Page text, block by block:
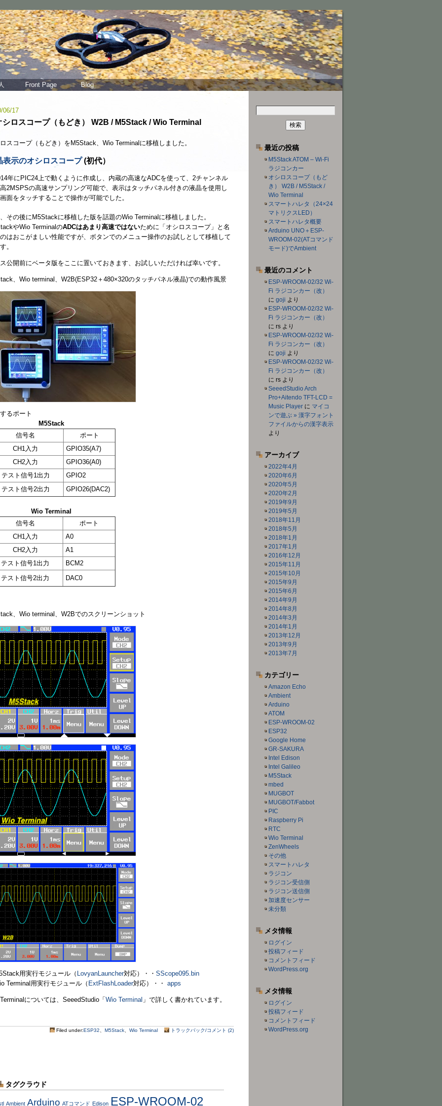
Front Page Blog
06/17
シロスコープ（もどき） W2B / M5Stack / Wio Terminal
スコープ（もどき）をM5Stack、Wio Terminalに移植しました。
表示のオシロスコープ(初代）
年にPIC24上で動くように作成し、内蔵の高速なADCを使って、2チャンネル
2MSPSの高速サンプリング可能で、表示はタッチパネル付きの液晶を使用し
面をタッチすることで操作が可能でした。
その後にM5Stackに移植した版を話題のWio Terminalに移植しました。
やWio TerminalのADCはあまり高速ではないために「オシロスコープ」と名
はおこがましい性能ですが、ボタンでのメニュー操作のお試しとして移植して
。
公開前にベータ版をここに置いておきます、お試しいただければ幸いです。
、Wio terminal、W2B(ESP32＋480×320のタッチパネル液晶)での動作風景
るポート
M5Stack
信号名
ポート
CH1入力
GPIO35(A7)
CH2入力
GPIO36(A0)
テスト信号1出力
GPIO2
テスト信号2出力
GPIO26(DAC2)
Wio Terminal
信号名
ポート
CH1入力
A0
CH2入力
A1
テスト信号1出力
BCM2
テスト信号2出力
DAC0
、Wio terminal、W2Bでのスクリーンショット
用実行モジュール（ LovyanLauncher対応）・・ SScope095.bin
Terminal用実行モジュール（ ExtFlashLoader対応）・・ apps
については、SeeedStudio「 Wio Terminal 」で詳しく書かれています。
Filed under:ESP32 M5Stack Wio Terminal トラックバック/コメント (2)
最近の投稿
M5Stack ATOM – Wi-Fi
ラジコンカー
オシロスコープ（もど
き） W2B / M5Stack /
Wio Terminal
スマートハレタ（24×24
マトリクスLED）
スマートハレタ概要
Arduino UNO＋ESP-
WROOM-02(ATコマンド
モード)でAmbient
最近のコメント
ESP-WROOM-02/32 Wi-
Fi ラジコンカー（改）
に goji より
ESP-WROOM-02/32 Wi-
Fi ラジコンカー（改）
に rs より
ESP-WROOM-02/32 Wi-
Fi ラジコンカー（改）
に goji より
ESP-WROOM-02/32 Wi-
Fi ラジコンカー（改）
に rs より
SeeedStudio Arch
Pro+Aitendo TFT-LCD =
Music Player に マイコ
ンで遊ぶ » 漢字フォント
ファイルからの漢字表示
より
アーカイブ
2022年4月
2020年6月
2020年5月
2020年2月
2019年9月
2019年5月
2018年11月
2018年5月
2018年1月
2017年1月
2016年12月
2015年11月
2015年10月
2015年9月
2015年6月
2014年9月
2014年8月
2014年3月
2014年1月
2013年12月
2013年9月
2013年7月
カテゴリー
Amazon Echo
Ambient
Arduino
ATOM
ESP-WROOM-02
ESP32
Google Home
GR-SAKURA
Intel Edison
Intel Galileo
M5Stack
mbed
MUGBOT
MUGBOT/Fabbot
PIC
Raspberry Pi
RTC
Wio Terminal
ZenWheels
その他
スマートハレタ
ラジコン
ラジコン受信側
ラジコン送信側
加速度センサー
未分類
メタ情報
ログイン
投稿フィード
コメントフィード
WordPress.org
メタ情報
ログイン
投稿フィード
コメントフィード
WordPress.org
タグクラウド
Ambient Arduino ATコマンド Edison ESP-WROOM-02